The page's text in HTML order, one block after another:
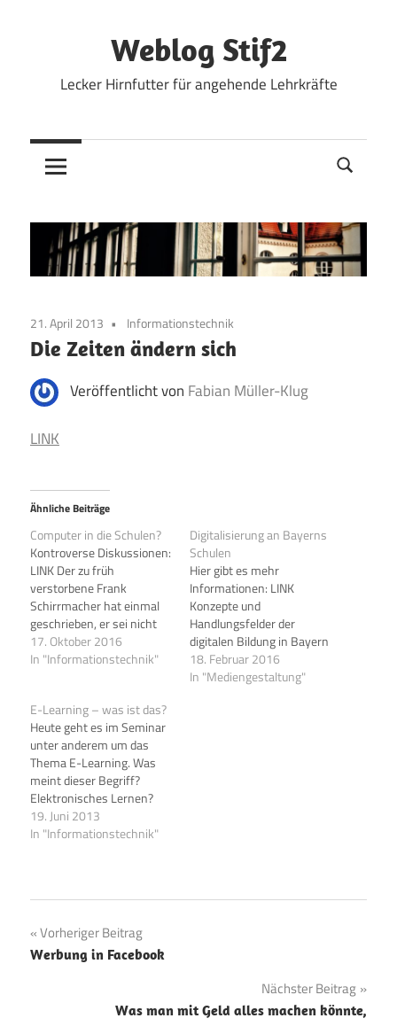
Weblog Stif2
Lecker Hirnfutter für angehende Lehrkräfte
21. April 2013 Informationstechnik
Die Zeiten ändern sich
Veröffentlicht von Fabian Müller-Klug
LINK
Ähnliche Beiträge
Computer in die Schulen?
Kontroverse Diskussionen:
LINK Der zu früh
verstorbene Frank
Schirrmacher hat einmal
geschrieben, er sei nicht
gegen das Internet, er sei
ja auch nicht gegen das
Jahr, in dem mit dem
ersten iPhone das mobile
Internet in unseren Alltag
Einzug hielt. Selbst…
17. Oktober 2016
In "Informationstechnik"
Digitalisierung an Bayerns
Schulen
Hier gibt es mehr
Informationen: LINK
Konzepte und
Handlungsfelder der
digitalen Bildung in Bayern
In den vergangenen Jahren
hat Bayern unter anderem
18. Februar 2016
In "Mediengestaltung"
E-Learning – was ist das?
Heute geht es im Seminar
unter anderem um das
Thema E-Learning. Was
meint dieser Begriff?
Elektronisches Lernen?
Anschluss der Gehirne an
Wissensdatenbanken?
LINK Zentrale Elemente
dabei; Interaktivität,
Multicodalität,
Können Sie mit diesen
19. Juni 2013
In "Informationstechnik"
Beitragsnavigation
Vorheriger Beitrag
Werbung in Facebook
Nächster Beitrag
Was man mit Geld alles machen könnte,